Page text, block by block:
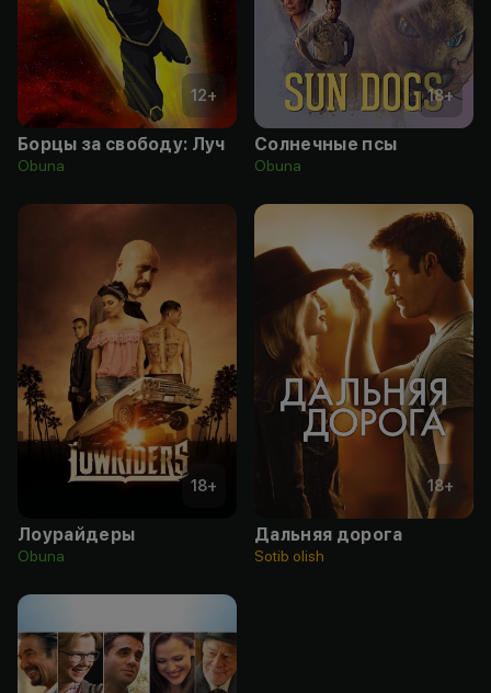
12+
Борцы за свободу: Луч
Obuna
18+
Солнечные псы
Obuna
18+
Лоурайдеры
Obuna
18+
Дальняя дорога
Sotib olish